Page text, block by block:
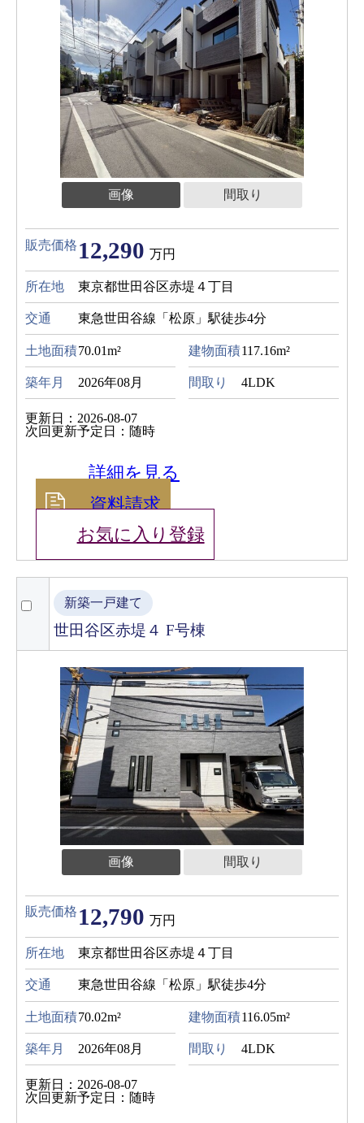
画像 間取り
販売価格 12,290 万円
所在地 東京都世田谷区赤堤４丁目
交通 東急世田谷線「松原」駅徒歩4分
土地面積70.01m² 建物面積117.16m²
築年月 2026年08月 間取り 4LDK
更新日：2026-08-07
次回更新予定日：随時
詳細を見る
資料請求
お気に入り登録
新築一戸建て
世田谷区赤堤４ F号棟
画像 間取り
販売価格 12,790 万円
所在地 東京都世田谷区赤堤４丁目
交通 東急世田谷線「松原」駅徒歩4分
土地面積70.02m² 建物面積116.05m²
築年月 2026年08月 間取り 4LDK
更新日：2026-08-07
次回更新予定日：随時